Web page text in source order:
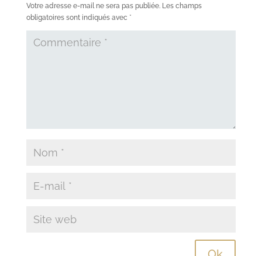
Votre adresse e-mail ne sera pas publiée. Les champs
obligatoires sont indiqués avec *